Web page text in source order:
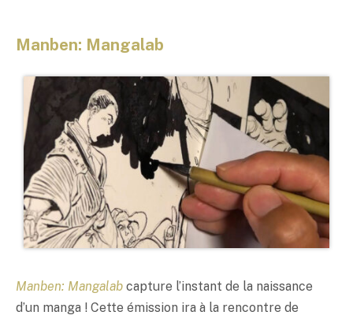
Manben: Mangalab
Manben: Mangalab capture l’instant de la naissance
d’un manga ! Cette émission ira à la rencontre de